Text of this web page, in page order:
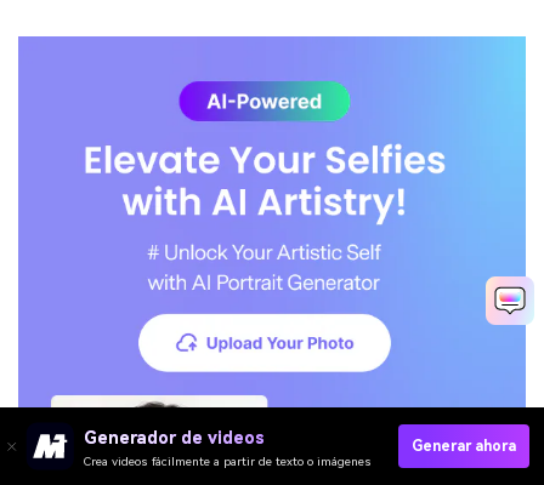
Generador de videos
Crea videos fácilmente a partir de texto o imágenes
Generar ahora